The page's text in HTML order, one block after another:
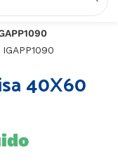
40X60